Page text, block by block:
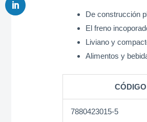
De construcción
El freno
Liviano y
Alimentos y
CÓDIGO
7880423015-5